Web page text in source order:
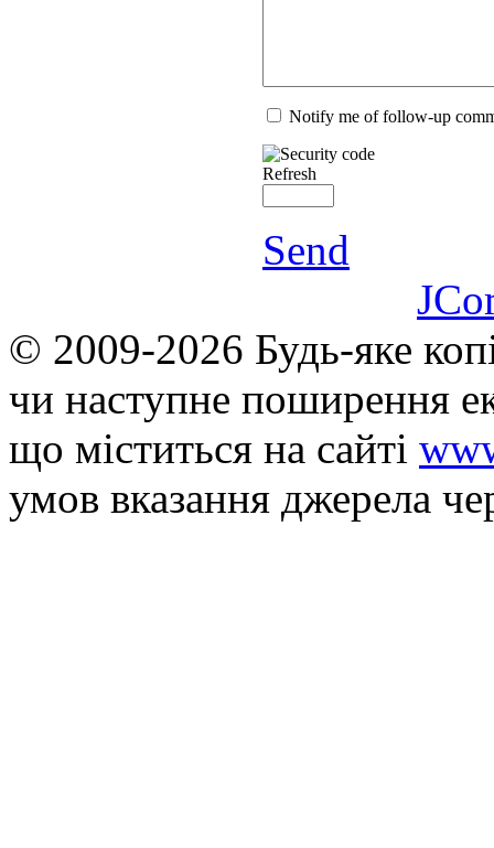
Notify me of follow-up
Refresh
Send
© 2009-2026 Будь-яке
чи наступне поширення
що мiститься на сайті
умов вказання джерела